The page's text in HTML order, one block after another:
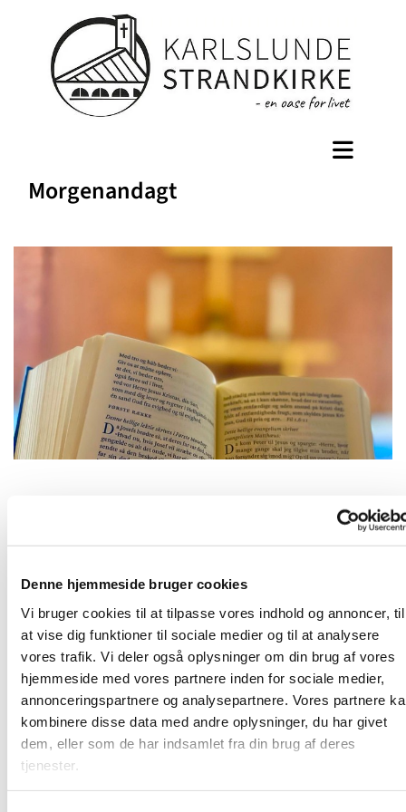
Denne hjemmeside bruger cookies
Vi bruger cookies til at tilpasse vores indhold og annoncer, til
at vise dig funktioner til sociale medier og til at analysere
vores trafik. Vi deler også oplysninger om din brug af vores
hjemmeside med vores partnere inden for sociale medier,
annonceringspartnere og analysepartnere. Vores partnere
kombinere disse data med andre oplysninger, du har givet
dem, eller som de har indsamlet fra din brug af deres
tjenester.
Morgenandagt
Fredag 3. september 2027, kl. 09:00
2690 Karlslunde
Frivillige og ansatte mødes til morgenandagt. Her taler vi
om det, som vi gerne vil have bedt en bøn for, og vi synger
et par sange. Bagefter er der kaffe. Vi sidder i "bunden" af
kirkerummet (sideskibet) - så kom ind og vær med!